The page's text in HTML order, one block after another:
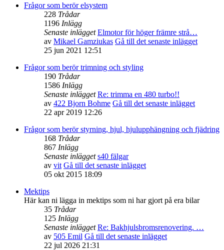
Frågor som berör elsystem
228 Trådar
1196 Inlägg
Senaste inlägget Elmotor för höger främre strå…
av Mikael Gamziukas Gå till det senaste inlägget
25 jun 2021 12:51
Frågor som berör trimning och styling
190 Trådar
1586 Inlägg
Senaste inlägget Re: trimma en 480 turbo!!
av 422 Bjorn Bohme Gå till det senaste inlägget
22 apr 2019 12:26
Frågor som berör styrning, hjul, hjulupphängning och fjädring
168 Trådar
867 Inlägg
Senaste inlägget s40 fälgar
av vit Gå till det senaste inlägget
05 okt 2015 18:09
Mektips
Här kan ni lägga in mektips som ni har gjort på era bilar
35 Trådar
125 Inlägg
Senaste inlägget Re: Bakhjulsbromsrenovering. …
av 505 Emil Gå till det senaste inlägget
22 jul 2026 21:31